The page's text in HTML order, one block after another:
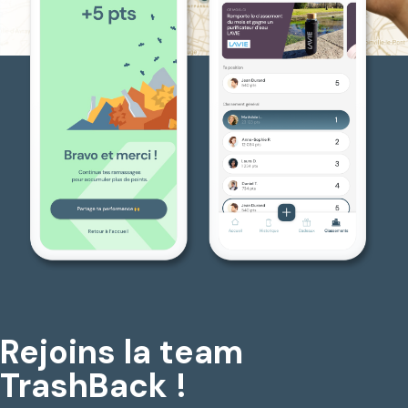
Rejoins la team
TrashBack !